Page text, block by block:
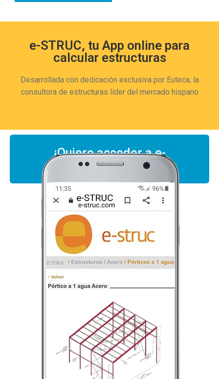
e-STRUC, tu App online para
calcular estructuras
Desarrollada con dedicación exclusiva por Euteca, la
consultora de estructuras líder del mercado hispano
¡Quiero acceder a e-
STRUC!